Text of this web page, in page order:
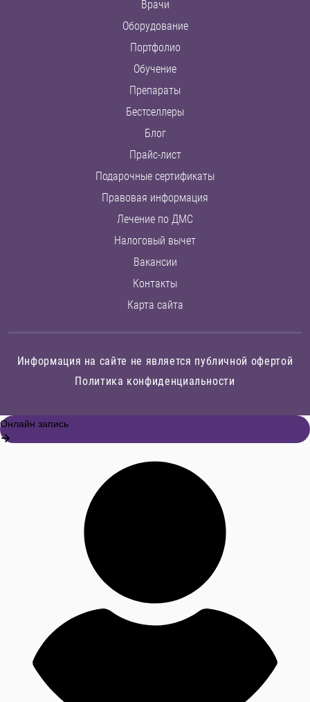
Врачи
Оборудование
Портфолио
Обучение
Препараты
Бестселлеры
Блог
Прайс-лист
Подарочные сертификаты
Правовая информация
Лечение по ДМС
Налоговый вычет
Вакансии
Контакты
Карта сайта
Информация на сайте не является публичной офертой
Политика конфиденциальности